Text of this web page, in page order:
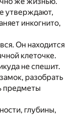
утверждают,
инкогнито,
Он находится
клеточке.
не спешит.
разобрать
предметы
глубины,